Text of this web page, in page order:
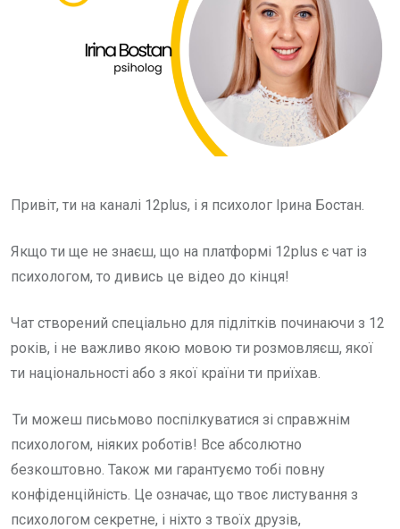
Привіт, ти на каналі 12plus, і я психолог Ірина Бостан.
Якщо ти ще не знаєш, що на платформі 12plus є чат із
психологом, то дивись це відео до кінця!
Чат створений спеціально для підлітків починаючи з 12
років, і не важливо якою мовою ти розмовляєш, якої
ти національності або з якої країни ти приїхав.
Ти можеш письмово поспілкуватися зі справжнім
психологом, ніяких роботів! Все абсолютно
безкоштовно. Також ми гарантуємо тобі повну
конфіденційність. Це означає, що твоє листування з
психологом секретне, і ніхто з твоїх друзів,